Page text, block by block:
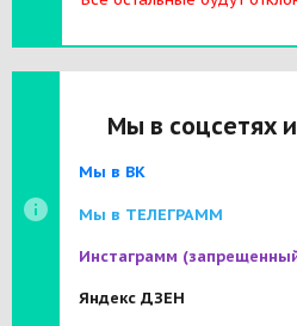
Мы в соцсетях
Мы в ВК
Мы в ТЕЛЕГРАММ
Инстаграмм
Яндекс ДЗЕН